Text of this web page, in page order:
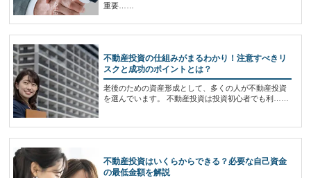
重要……
不動産投資の仕組みがまるわかり！注意すべきリ
スクと成功のポイントとは？
老後のための資産形成として、多くの人が不動産投資
を選んでいます。 不動産投資は投資初心者でも利……
不動産投資はいくらからできる？必要な自己資金
の最低金額を解説